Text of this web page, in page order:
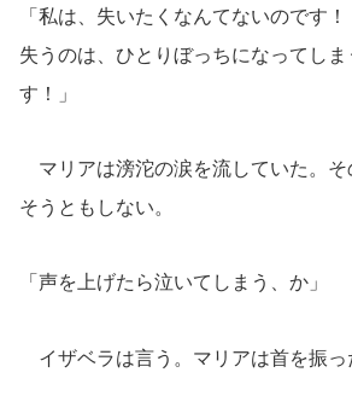
「私は、失いたくなんてないのです
失うのは、ひとりぼっちになってし
す！」
マリアは滂沱の涙を流していた。そ
そうともしない。
「声を上げたら泣いてしまう、か」
イザベラは言う。マリアは首を振っ